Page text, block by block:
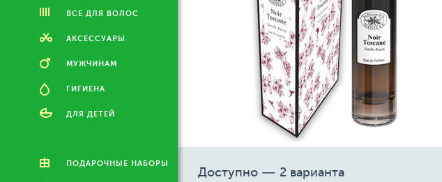
ВСЕ ДЛЯ ВОЛОС
АКСЕССУАРЫ
МУЖЧИНАМ
ГИГИЕНА
ДЛЯ ДЕТЕЙ
ПОДАРОЧНЫЕ НАБОРЫ
Доступно — 2 варианта